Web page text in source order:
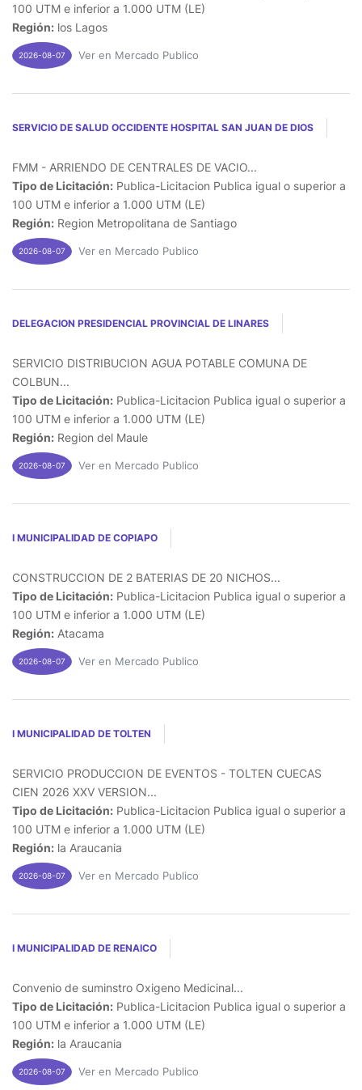
100 UTM e inferior a 1.000 UTM (LE)
Región: los Lagos
2026-08-07 Ver en Mercado Publico
SERVICIO DE SALUD OCCIDENTE HOSPITAL SAN JUAN DE DIOS
FMM - ARRIENDO DE CENTRALES DE VACIO...
Tipo de Licitación: Publica-Licitacion Publica igual o superior a
100 UTM e inferior a 1.000 UTM (LE)
Región: Region Metropolitana de Santiago
2026-08-07 Ver en Mercado Publico
DELEGACION PRESIDENCIAL PROVINCIAL DE LINARES
SERVICIO DISTRIBUCION AGUA POTABLE COMUNA DE
COLBUN...
Tipo de Licitación: Publica-Licitacion Publica igual o superior a
100 UTM e inferior a 1.000 UTM (LE)
Región: Region del Maule
2026-08-07 Ver en Mercado Publico
I MUNICIPALIDAD DE COPIAPO
CONSTRUCCION DE 2 BATERIAS DE 20 NICHOS...
Tipo de Licitación: Publica-Licitacion Publica igual o superior a
100 UTM e inferior a 1.000 UTM (LE)
Región: Atacama
2026-08-07 Ver en Mercado Publico
I MUNICIPALIDAD DE TOLTEN
SERVICIO PRODUCCION DE EVENTOS - TOLTEN CUECAS
CIEN 2026 XXV VERSION...
Tipo de Licitación: Publica-Licitacion Publica igual o superior a
100 UTM e inferior a 1.000 UTM (LE)
Región: la Araucania
2026-08-07 Ver en Mercado Publico
I MUNICIPALIDAD DE RENAICO
Convenio de suminstro Oxigeno Medicinal...
Tipo de Licitación: Publica-Licitacion Publica igual o superior a
100 UTM e inferior a 1.000 UTM (LE)
Región: la Araucania
2026-08-07 Ver en Mercado Publico